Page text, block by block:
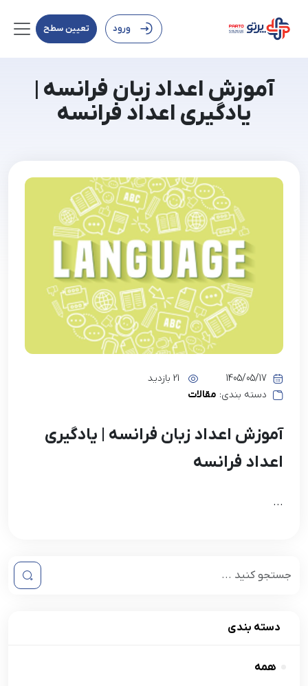
ورود تعیین سطح
آموزش اعداد زبان فرانسه |
یادگیری اعداد فرانسه
1405/05/17
21 بازدید
دسته بندی: مقالات
آموزش اعداد زبان فرانسه | یادگیری
اعداد فرانسه
...
دسته بندی
همه